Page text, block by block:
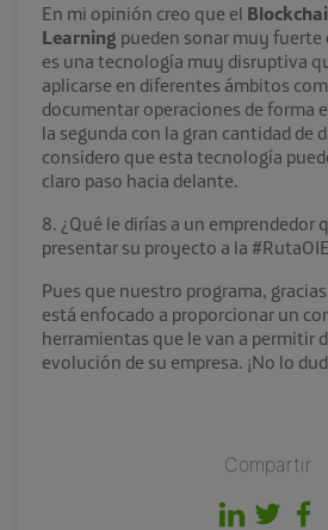
En mi opinión creo que el
Learning pueden sonar muy fuerte
es una tecnología muy disruptiva
aplicarse en diferentes ámbitos
documentar operaciones de forma
la segunda con la gran cantidad de
considero que esta tecnología
claro paso hacia delante.
8. ¿Qué le dirías a un emprendedor
presentar su proyecto a la
Pues que nuestro programa,
está enfocado a proporcionar un
herramientas que le van a permitir
evolución de su empresa. ¡No lo
Compartir